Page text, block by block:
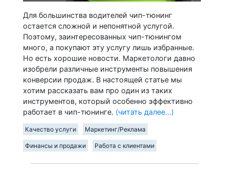
Для большинства водителей чип-тюнинг
остается сложной и непонятной услугой.
Поэтому, заинтересованных чип-тюнингом
много, а покупают эту услугу лишь избранные.
Но есть хорошие новости. Маркетологи давно
изобрели различные инструменты повышения
конверсии продаж. В настоящей статье мы
хотим рассказать вам про один из таких
инструментов, который особенно эффективно
работает в чип-тюнинге. (читать далее...)
Качество услуги Маркетинг/Реклама
Финансы и продажи Работа с клиентами